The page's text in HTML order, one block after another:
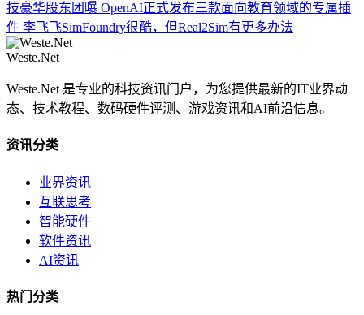
技豪华股东团曝 OpenAI正式发布三款面向教育领域的专属插
件 李飞飞SimFoundry很酷，但Real2Sim有更多办法
Weste.Net
Weste.Net 是专业的科技资讯门户，为您提供最新的IT业界动
态、技术教程、数码硬件评测、游戏资讯和AI前沿信息。
资讯分类
业界资讯
互联思考
智能硬件
软件资讯
AI资讯
热门分类